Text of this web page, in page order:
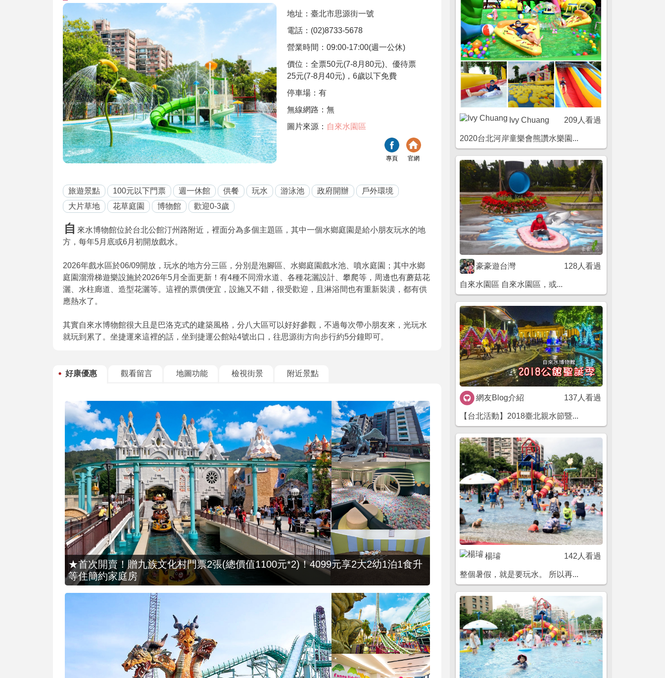
地址：臺北市思源街一號
電話：(02)8733-5678
營業時間：09:00-17:00(週一公休)
價位：全票50元(7-8月80元)、優待票
25元(7-8月40元)，6歲以下免費
停車場：有
無線網路：無
圖片來源： 自來水園區
專頁 官網
旅遊景點 100元以下門票 週一休館 供餐 玩水 游泳池 政府開辦
戶外環境
大片草地
花草庭園 博物館 歡迎0-3歲
自 來水博物館位於台北公館汀州路附近，裡面分為多個主題區，其中一個水鄉庭園是給小朋友玩水的地
方，每年5月底或6月初開放戲水。
2026年戲水區於06/09開放，玩水的地方分三區，分別是泡腳區、水鄉庭園戲水池、噴水庭園；其中水鄉
庭園溜滑梯遊樂設施於2026年5月全面更新！有4種不同滑水道、各種花灑設計、攀爬等，周邊也有蘑菇花
灑、水柱廊道、造型花灑等。這裡的票價便宜，設施又不錯，很受歡迎，且淋浴間也有重新裝潢，都有供
應熱水了。
其實自來水博物館很大且是巴洛克式的建築風格，分八大區可以好好參觀，不過每次帶小朋友來，光玩水
就玩到累了。坐捷運來這裡的話，坐到捷運公館站4號出口，往思源街方向步行約5分鐘即可。
好康優惠 觀看留言 地圖功能 檢視街景 附近景點
★首次開賣！贈九族文化村門票2張(總價值1100元*2)！4099元享2大2幼1泊1食升
等住簡約家庭房
Ivy Chuang 209人看過
2020台北河岸童樂會熊讚水樂園...
豪豪遊台灣 128人看過
自來水園區 自來水園區，或...
網友Blog介紹 137人看過
【台北活動】2018臺北親水節暨...
楊璿 142人看過
整個暑假，就是要玩水。 所以再...